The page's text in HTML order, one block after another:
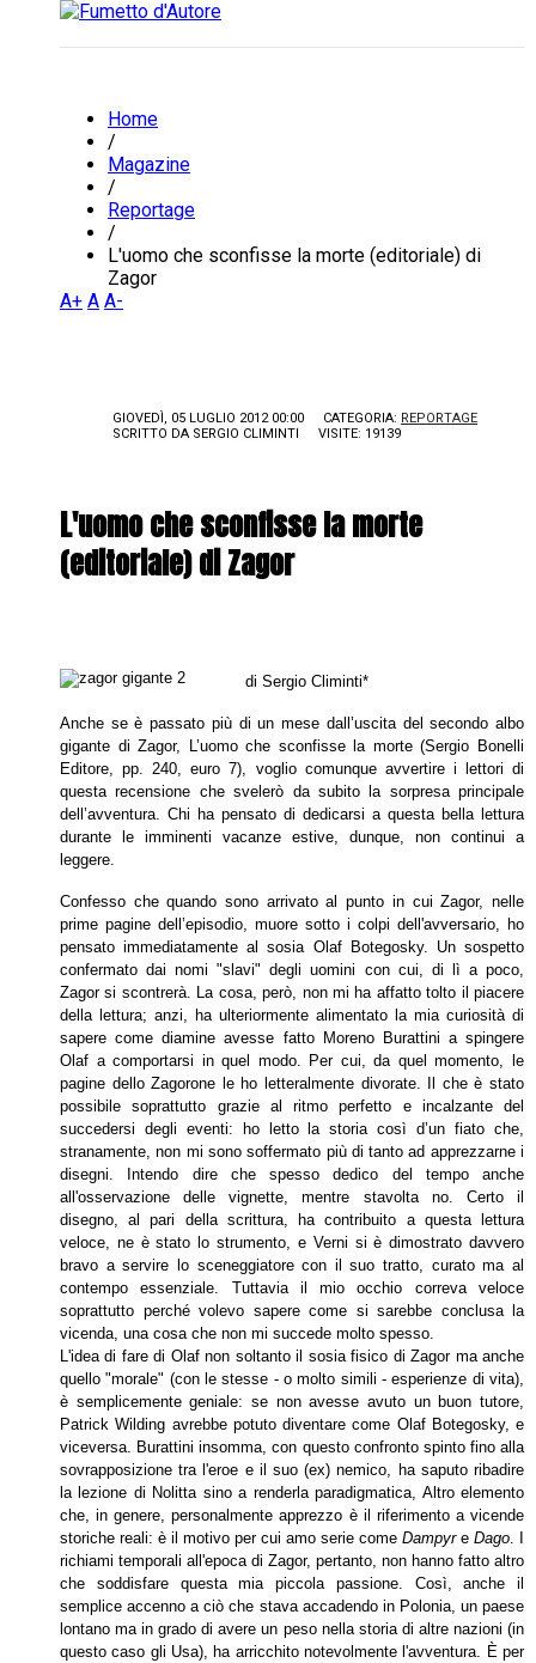
Home
/
Magazine
/
Reportage
/
L'uomo che sconfisse la morte (editoriale) di
Zagor
A+ A A-
GIOVEDÌ, 05 LUGLIO 2012 00:00 CATEGORIA: REPORTAGE
SCRITTO DA SERGIO CLIMINTI VISITE: 19139
L'uomo che sconfisse la morte
(editoriale) di Zagor
di Sergio Climinti*
Anche se è passato più di un mese dall’uscita del secondo albo
gigante di Zagor, L’uomo che sconfisse la morte(Sergio Bonelli
Editore, pp. 240, euro 7), voglio comunque avvertire i lettori di
questa recensione che svelerò da subito la sorpresa principale
dell’avventura. Chi ha pensato di dedicarsi a questa bella lettura
durante le imminenti vacanze estive, dunque, non continui a
leggere.
Confesso che quando sono arrivato al punto in cui Zagor, nelle
prime pagine dell’episodio, muore sotto i colpi dell'avversario, ho
pensato immediatamente al sosia Olaf Botegosky. Un sospetto
confermato dai nomi "slavi" degli uomini con cui, di lì a poco,
Zagor si scontrerà. La cosa, però, non mi ha affatto tolto il piacere
della lettura; anzi, ha ulteriormente alimentato la mia curiosità di
sapere come diamine avesse fatto Moreno Burattini a spingere
Olaf a comportarsi in quel modo. Per cui, da quel momento, le
pagine dello Zagorone le ho letteralmente divorate. Il che è stato
possibile soprattutto grazie al ritmo perfetto e incalzante del
succedersi degli eventi: ho letto la storia così d’un fiato che,
stranamente, non mi sono soffermato più di tanto ad apprezzarne i
disegni. Intendo dire che spesso dedico del tempo anche
all'osservazione delle vignette, mentre stavolta no. Certo il
disegno, al pari della scrittura, ha contribuito a questa lettura
veloce, ne è stato lo strumento, e Verni si è dimostrato davvero
bravo a servire lo sceneggiatore con il suo tratto, curato ma al
contempo essenziale. Tuttavia il mio occhio correva veloce
soprattutto perché volevo sapere come si sarebbe conclusa la
vicenda, una cosa che non mi succede molto spesso.
L'idea di fare di Olaf non soltanto il sosia fisico di Zagor ma anche
quello "morale" (con le stesse - o molto simili - esperienze di vita),
è semplicemente geniale: se non avesse avuto un buon tutore,
Patrick Wilding avrebbe potuto diventare come Olaf Botegosky, e
viceversa. Burattini insomma, con questo confronto spinto fino alla
sovrapposizione tra l'eroe e il suo (ex) nemico, ha saputo ribadire
la lezione di Nolitta sino a renderla paradigmatica, Altro elemento
che, in genere, personalmente apprezzo è il riferimento a vicende
storiche reali: è il motivo per cui amo serie come Dampyre Dago . I
richiami temporali all'epoca di Zagor, pertanto, non hanno fatto altro
che soddisfare questa mia piccola passione. Così, anche il
semplice accenno a ciò che stava accadendo in Polonia, un paese
lontano ma in grado di avere un peso nella storia di altre nazioni (in
questo caso gli Usa), ha arricchito notevolmente l'avventura. È per